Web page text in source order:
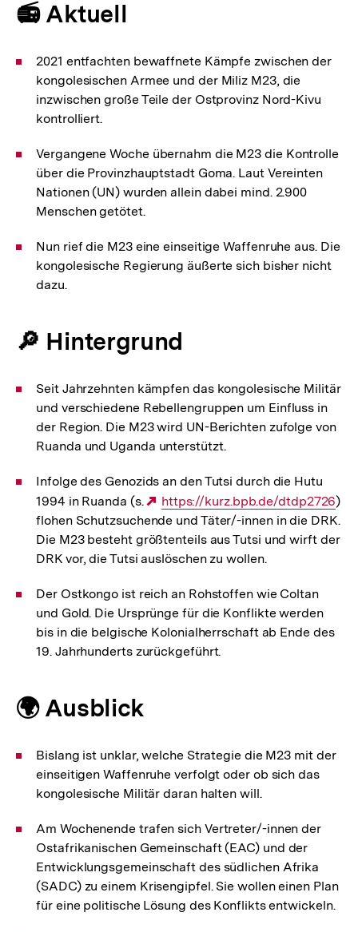
📻 Aktuell
2021 entfachten bewaffnete Kämpfe zwischen der
kongolesischen Armee und der Miliz M23, die
inzwischen große Teile der Ostprovinz Nord-Kivu
kontrolliert.
Vergangene Woche übernahm die M23 die Kontrolle
über die Provinzhauptstadt Goma. Laut Vereinten
Nationen (UN) wurden allein dabei mind. 2.900
Menschen getötet.
Nun rief die M23 eine einseitige Waffenruhe aus. Die
kongolesische Regierung äußerte sich bisher nicht
dazu.
🔎 Hintergrund
Seit Jahrzehnten kämpfen das kongolesische Militär
und verschiedene Rebellengruppen um Einfluss in
der Region. Die M23 wird UN-Berichten zufolge von
Ruanda und Uganda unterstützt.
Infolge des Genozids an den Tutsi durch die Hutu
1994 in Ruanda (s.
Externer
Link:
https://kurz.bpb.de/dtdp2726)
flohen Schutzsuchende und Täter/-innen in die DRK.
Die M23 besteht größtenteils aus Tutsi und wirft der
DRK vor, die Tutsi auslöschen zu wollen.
Der Ostkongo ist reich an Rohstoffen wie Coltan
und Gold. Die Ursprünge für die Konflikte werden
bis in die belgische Kolonialherrschaft ab Ende des
19. Jahrhunderts zurückgeführt.
🌍 Ausblick
Bislang ist unklar, welche Strategie die M23 mit der
einseitigen Waffenruhe verfolgt oder ob sich das
kongolesische Militär daran halten will.
Am Wochenende trafen sich Vertreter/-innen der
Ostafrikanischen Gemeinschaft (EAC) und der
Entwicklungsgemeinschaft des südlichen Afrika
(SADC) zu einem Krisengipfel. Sie wollen einen Plan
für eine politische Lösung des Konflikts entwickeln.